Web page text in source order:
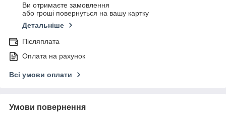
Ви отримаєте замовлення
або гроші повернуться на вашу картку
Детальніше
Післяплата
Оплата на рахунок
Всі умови оплати
Умови повернення